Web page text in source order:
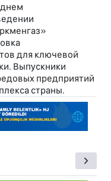
для ключевой
Выпускники
предприятий
страны.